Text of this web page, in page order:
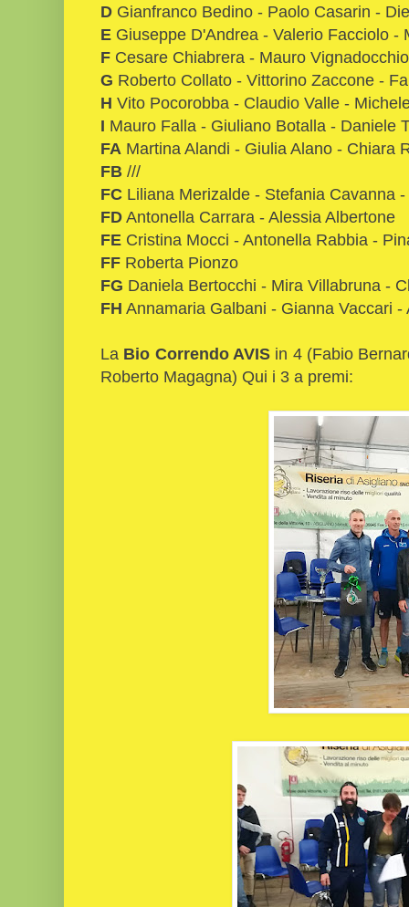
D Gianfranco Bedino - Paolo Casarin -
E Giuseppe D'Andrea - Valerio Facciolo -
F Cesare Chiabrera - Mauro
G Roberto Collato - Vittorino Zaccone -
H Vito Pocorobba - Claudio Valle -
I Mauro Falla - Giuliano Botalla - Daniele
FA Martina Alandi - Giulia Alano - Chiara
FB ///
FC Liliana Merizalde - Stefania Cavanna
FDAntonella Carrara - Alessia Albertone
FE Cristina Mocci - Antonella Rabbia -
FF Roberta Pionzo
FG Daniela Bertocchi - Mira Villabruna -
FH Annamaria Galbani - Gianna Vaccari -
La Bio Correndo AVIS in 4 (Fabio
Roberto Magagna) Qui i 3 a premi: